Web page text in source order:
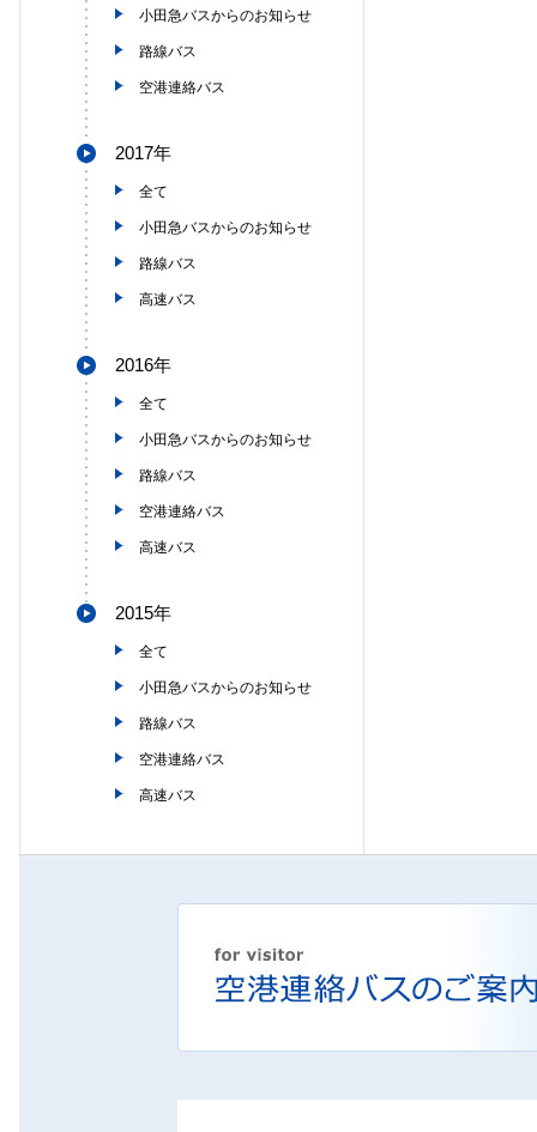
小田急バスからのお知らせ
路線バス
空港連絡バス
2017年
全て
小田急バスからのお知らせ
路線バス
高速バス
2016年
全て
小田急バスからのお知らせ
路線バス
空港連絡バス
高速バス
2015年
全て
小田急バスからのお知らせ
路線バス
空港連絡バス
高速バス